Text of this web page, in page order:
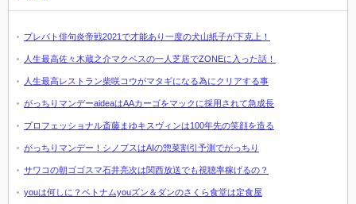
プレバト俳句炎帝戦2021で才能あり一度の犬山紙子が下克上！
人生最高佐々木蔵之介マクベスの一人芝居でZONEに入った話！
人生最高レストラン柴咲コウがマタギになる為にクリアする事
がっちりマンデーaideaはAAカーゴをマックに採用されて急成長
プロフェッショナル斎藤まゆキスヴィンは100年先の笑顔を造る
がっちりマンデー！シノプスはAIの惣菜割引予測でがっちり
サワコの朝ゴゴスマ石井亮次は関西放送でも視聴率稼げるの？
youは何しに？ベトナムyouズン＆ダンのさくら食堂は定食屋